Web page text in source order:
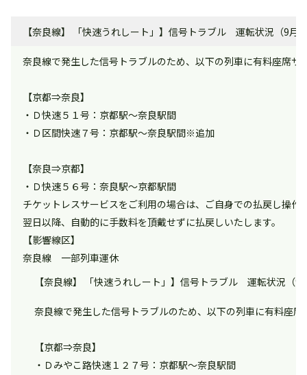
【奈良線】 「快速うれしート」】信号トラブル 運転状況（9月
奈良線で発生した信号トラブルのため、以下の列車に有料座席サ
【京都⇒奈良】
・Ｄ快速５１号：京都駅～奈良駅間
・Ｄ区間快速７号：京都駅～奈良駅間※追加
【奈良⇒京都】
・Ｄ快速５６号：奈良駅～京都駅間
チケットレスサービスをご利用の場合は、ご自身での払戻し操作
翌日以降、自動的に手数料を頂戴せずに払戻しいたします。
【影響線区】
奈良線 一部列車運休
【奈良線】 「快速うれしート」】信号トラブル 運転状況（9
奈良線で発生した信号トラブルのため、以下の列車に有料座
【京都⇒奈良】
・Ｄみやこ路快速１２７号：京都駅～奈良駅間